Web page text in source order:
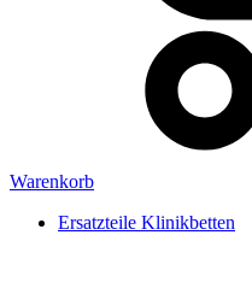
Warenkorb
Ersatzteile Klinikbetten